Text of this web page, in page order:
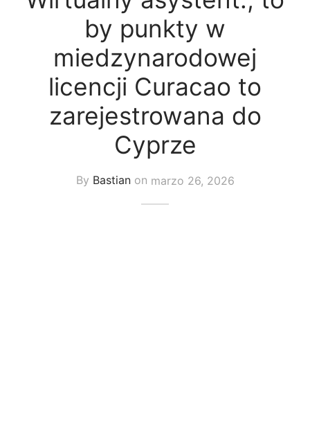
by punkty w
miedzynarodowej
licencji Curacao to
zarejestrowana do
Cyprze
By Bastianon marzo 26, 2026
y Blazer
Enteros y Faldas